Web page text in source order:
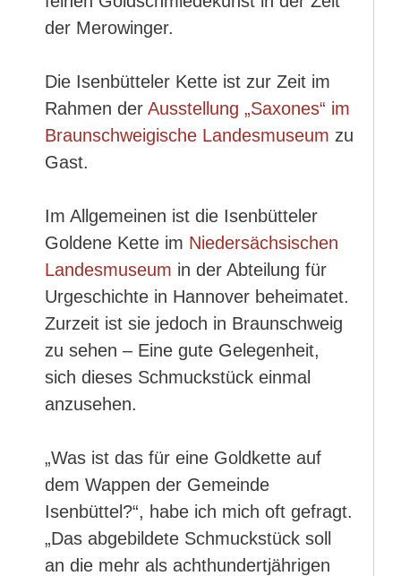
der Merowinger.
Die Isenbütteler Kette ist zur Zeit im
Rahmen der Ausstellung „Saxones“ im
Braunschweigische Landesmuseum zu
Gast.
Im Allgemeinen ist die Isenbütteler
Goldene Kette im Niedersächsischen
Landesmuseum in der Abteilung für
Urgeschichte in Hannover beheimatet.
Zurzeit ist sie jedoch in Braunschweig
zu sehen – Eine gute Gelegenheit,
sich dieses Schmuckstück einmal
anzusehen.
„Was ist das für eine Goldkette auf
dem Wappen der Gemeinde
Isenbüttel?“, habe ich mich oft gefragt.
„Das abgebildete Schmuckstück soll
an die mehr als achthundertjährigen